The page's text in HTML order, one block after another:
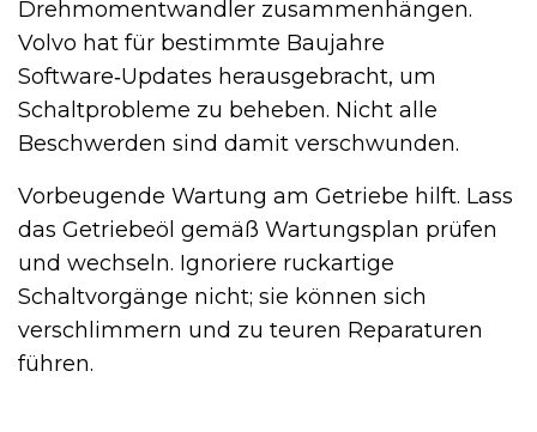
Drehmomentwandler zusammenhängen.
Volvo hat für bestimmte Baujahre
Software‑Updates herausgebracht, um
Schaltprobleme zu beheben. Nicht alle
Beschwerden sind damit verschwunden.
Vorbeugende Wartung am Getriebe hilft. Lass
das Getriebeöl gemäß Wartungsplan prüfen
und wechseln. Ignoriere ruckartige
Schaltvorgänge nicht; sie können sich
verschlimmern und zu teuren Reparaturen
führen.